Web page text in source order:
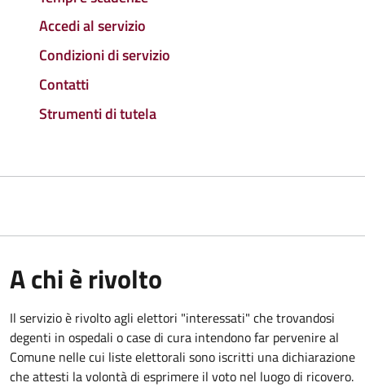
Accedi al servizio
Condizioni di servizio
Contatti
Strumenti di tutela
A chi è rivolto
Il servizio è rivolto agli elettori "interessati" che trovandosi
degenti in ospedali o case di cura intendono far pervenire al
Comune nelle cui liste elettorali sono iscritti una dichiarazione
che attesti la volontà di esprimere il voto nel luogo di ricovero.